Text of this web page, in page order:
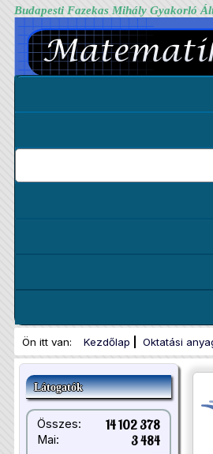
Budapesti Fazekas Mihály Gyakorló
Ön itt van: Kezdőlap Oktatási
Látogatók
Összes: 14 102 378
Mai: 3 484